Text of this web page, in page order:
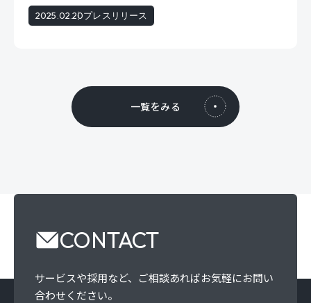
一覧をみる
2025.02.20プレスリリース
CONTACT
サービスや採用など、 ご相談あればお気軽にお問い
合わせください。